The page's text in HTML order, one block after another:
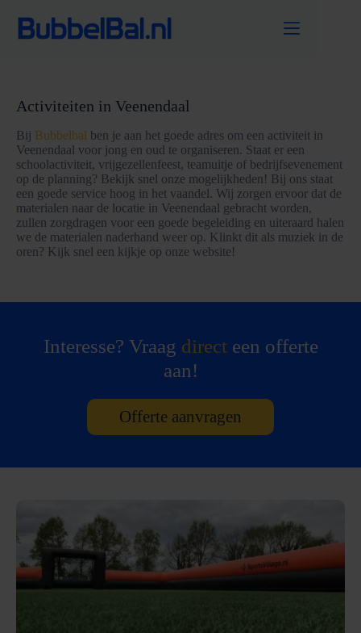
naar
Activiteiten in Veenendaal
Bij Bubbelbal ben je aan het goede adres om een activiteit in
Veenendaal voor jong en oud te organiseren. Staat er een
schoolactiviteit, vrijgezellenfeest, teamuitje of bedrijfsevenement
op de planning? Bekijk snel onze mogelijkheden! Bij ons staat
een goede service hoog in het vaandel. Wij zorgen ervoor dat de
materialen naar de locatie in Veenendaal gebracht worden,
zullen zorgdragen voor een goede begeleiding en uiteraard halen
we de materialen naderhand weer op. Klinkt dit als muziek in de
oren? Kijk snel een kijkje op onze website!
Interesse? Vraag directeen offerte
aan!
Offerte aanvragen